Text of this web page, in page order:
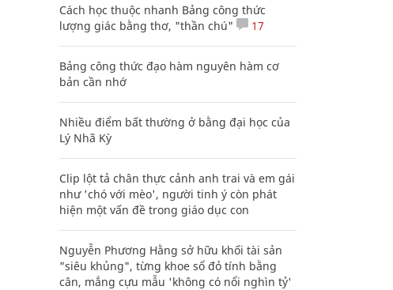
Cách học thuộc nhanh Bảng công thức
lượng giác bằng thơ, "thần chú"
17
Bảng công thức đạo hàm nguyên hàm cơ
bản cần nhớ
Nhiều điểm bất thường ở bằng đại học của
Lý Nhã Kỳ
Clip lột tả chân thực cảnh anh trai và em gái
như 'chó với mèo', người tinh ý còn phát
hiện một vấn đề trong giáo dục con
Nguyễn Phương Hằng sở hữu khối tài sản
"siêu khủng", từng khoe sổ đỏ tính bằng
cân, mắng cựu mẫu 'không có nổi nghìn tỷ'